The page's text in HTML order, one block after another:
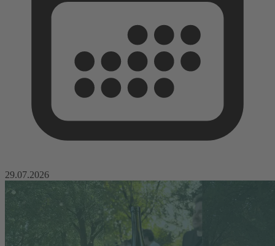
29.07.2026